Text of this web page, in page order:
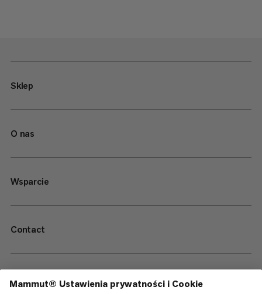
Sklep
O nas
Wsparcie
Contact